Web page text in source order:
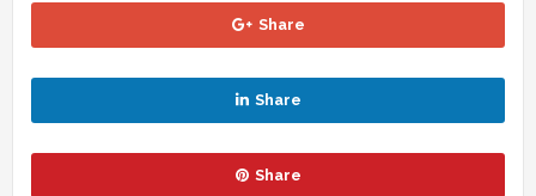
Share
Share
Share